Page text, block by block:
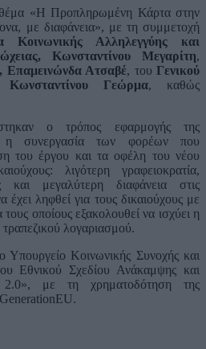
«Η Προπληρωμένη Κάρτα στην
με διαφάνεια», με τη συμμετοχή
Κοινωνικής Αλληλεγγύης και
Κωνσταντίνου Μεγαρίτη,
Ατσαβέ, τουΓενικού
Γεώρμα, καθώς
ο τρόπος εφαρμογής της
η συνεργασία των φορέων που
του έργου και τα οφέλη του νέου
λιγότερη γραφειοκρατία,
και μεγαλύτερη διαφάνεια στις
έχει ληφθεί για τους δικαιούχους με
οποίους εξακολουθεί να ισχύει η
λογαριασμού.
Υπουργείο Κοινωνικής Συνοχής και
Εθνικού Σχεδίου Ανάκαμψης και
2.0», με τη χρηματοδότηση της